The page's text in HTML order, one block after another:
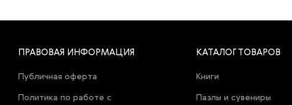
ПРАВОВАЯ ИНФОРМАЦИЯ
Публичная оферта
Политика по работе с
КАТАЛОГ ТОВАРОВ
Книги
Пазлы и сувениры